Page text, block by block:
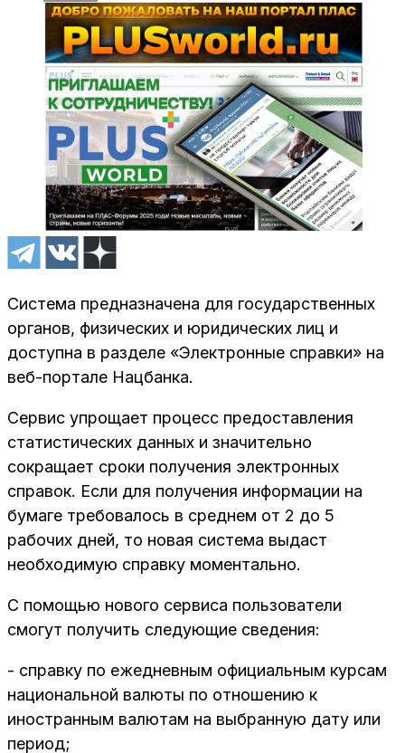
Система предназначена для государственных
органов, физических и юридических лиц и
доступна в разделе «Электронные справки» на
веб-портале Нацбанка.
Сервис упрощает процесс предоставления
статистических данных и значительно
сокращает сроки получения электронных
справок. Если для получения информации на
бумаге требовалось в среднем от 2 до 5
рабочих дней, то новая система выдаст
необходимую справку моментально.
С помощью нового сервиса пользователи
смогут получить следующие сведения:
- справку по ежедневным официальным курсам
национальной валюты по отношению к
иностранным валютам на выбранную дату или
период;